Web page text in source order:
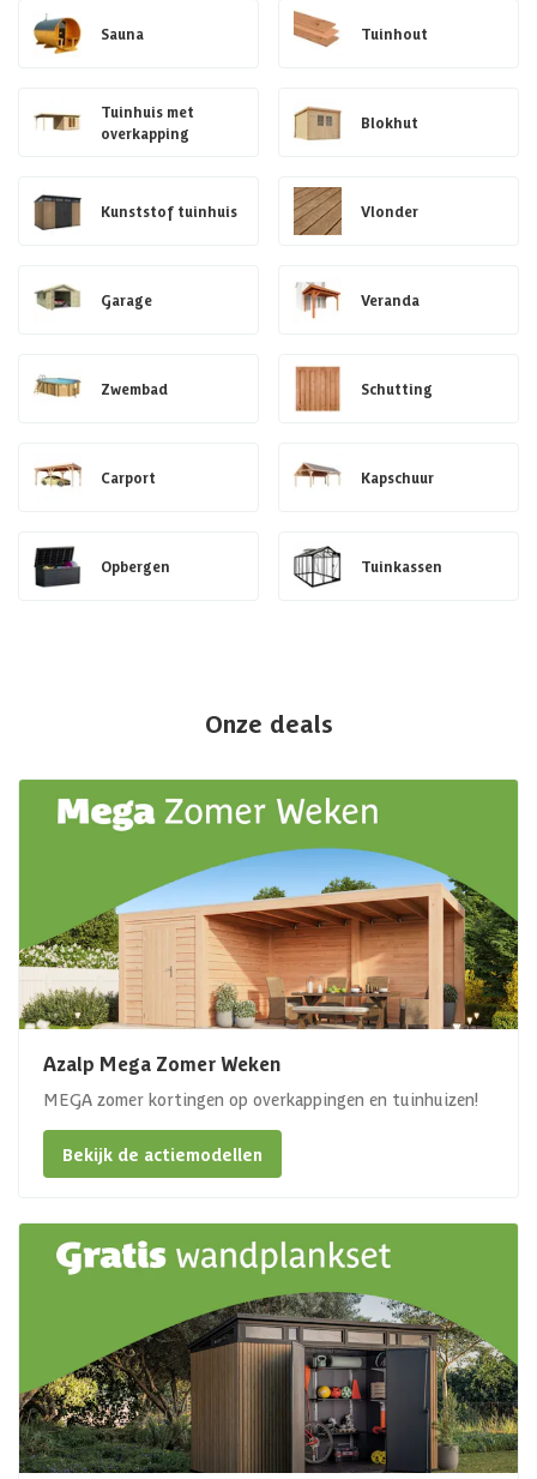
Sauna Tuinhout
Tuinhuis met
overkapping
Blokhut
Kunststof tuinhuis Vlonder
Garage Veranda
Zwembad Schutting
Carport Kapschuur
Opbergen Tuinkassen
Onze deals
Azalp Mega Zomer Weken
MEGA zomer kortingen op overkappingen en tuinhuizen!
Bekijk de actiemodellen